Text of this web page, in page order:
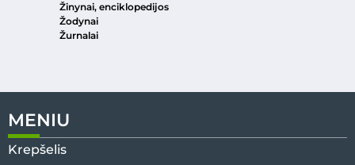
Žinynai, enciklopedijos
Žodynai
Žurnalai
MENIU
Krepšelis